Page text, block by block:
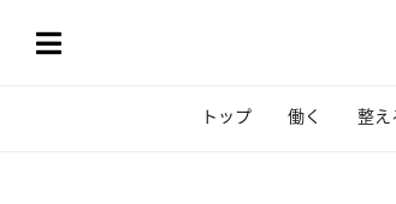
トップ 働く 整え